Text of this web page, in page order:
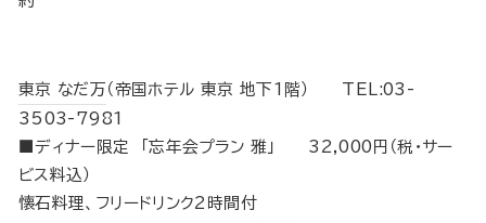
東京 なだ万 （帝国ホテル 東京 地下1階） TEL:03-
3503-7981
■ディナー限定 「忘年会プラン 雅」 32,000円（税･サー
ビス料込）
懐石料理、フリードリンク2時間付